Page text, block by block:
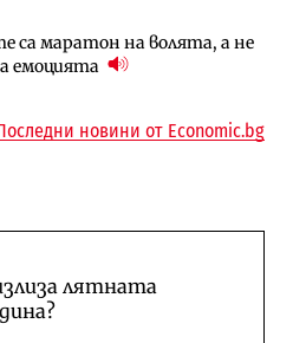
са маратон на волята, а не
емоцията
ТЕЦ „Марица изток 2“
блока
ще строи огромен
и отбранителен център в
новини от Economic.bg
лятната